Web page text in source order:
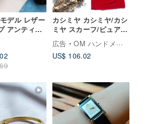
デル レザー
アンティー
手巻き機械
カシミヤ カシミヤ/カシ
ミヤ スカーフ/ピュア
ウール スカーフ ショー
ル/リング ベルベット
ショール - チリ レッド
広告
OM ハンドメイド
US$ 106.02